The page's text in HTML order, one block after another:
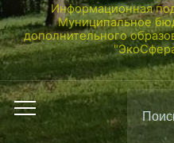
Информационная
Муниципальное
дополнительного
Переключить
мобильное
Поиск
по: